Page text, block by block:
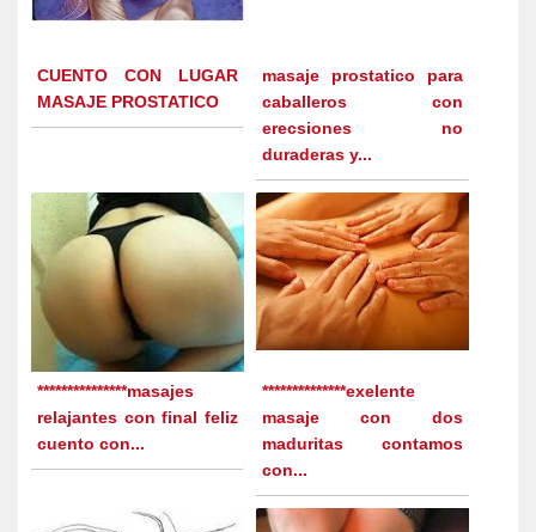
CUENTO CON LUGAR
MASAJE PROSTATICO
masaje prostatico para
caballeros con
erecsiones no
duraderas y...
***************masajes
relajantes con final feliz
cuento con...
**************exelente
masaje con dos
maduritas contamos
con...